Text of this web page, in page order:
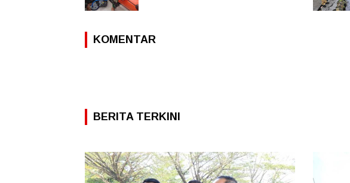
KOMENTAR
BERITA TERKINI